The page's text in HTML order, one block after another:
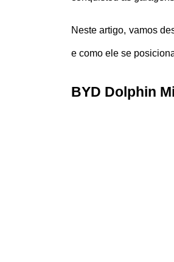
Neste artigo, vamos
e como ele se
BYD Dolphin